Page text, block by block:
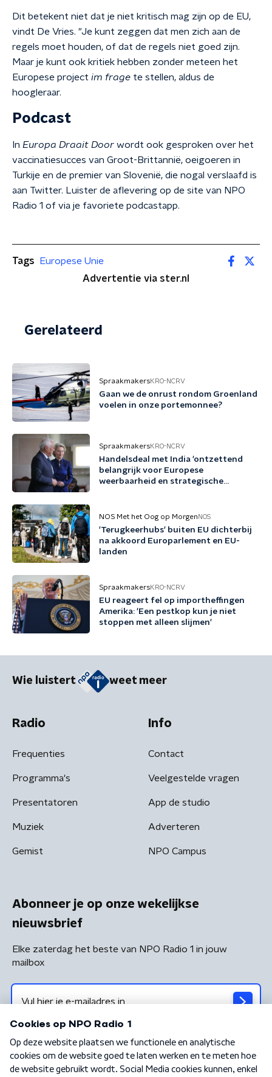
Dit betekent niet dat je niet kritisch mag zijn op de EU,
vindt De Vries. "Je kunt zeggen dat men zich aan de
regels moet houden, of dat de regels niet goed zijn.
Maar je kunt ook kritiek hebben zonder meteen het
Europese project im frage te stellen, aldus de
hoogleraar.
Podcast
In Europa Draait Door wordt ook gesproken over het
vaccinatiesucces van Groot-Brittannië, oeigoeren in
Turkije en de premier van Slovenië, die nogal verslaafd is
aan Twitter. Luister de aflevering op de site van NPO
Radio 1 of via je favoriete podcastapp.
Tags
Europese Unie
Advertentie via ster.nl
Gerelateerd
SpraakmakersKRO-NCRV
Gaan we de onrust rondom Groenland
voelen in onze portemonnee?
SpraakmakersKRO-NCRV
Handelsdeal met India 'ontzettend
belangrijk voor Europese
weerbaarheid en strategische
NOS Met het Oog op Morgen NOS
'Terugkeerhubs' buiten EU dichterbij
na akkoord Europarlement en EU-
landen
SpraakmakersKRO-NCRV
EU reageert fel op importheffingen
Amerika: 'Een pestkop kun je niet
stoppen met alleen slijmen'
Wie luistert weet meer
Radio
Frequenties
Programma's
Presentatoren
Muziek
Gemist
Info
Contact
Veelgestelde vragen
App de studio
Adverteren
NPO Campus
Abonneer je op onze wekelijkse
nieuwsbrief
Elke zaterdag het beste van NPO Radio 1 in jouw
mailbox